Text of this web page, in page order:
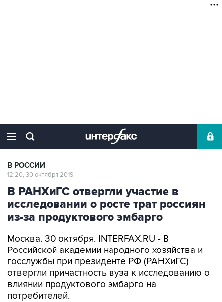
В РОССИИ
12:20, 30 октября 2019
В РАНХиГС отвергли участие в
исследовании о росте трат россиян
из-за продуктового эмбарго
Москва. 30 октября. INTERFAX.RU - В
Российской академии народного хозяйства и
госслужбы при президенте РФ (РАНХиГС)
отвергли причастность вуза к исследованию о
влиянии продуктового эмбарго на
потребителей.